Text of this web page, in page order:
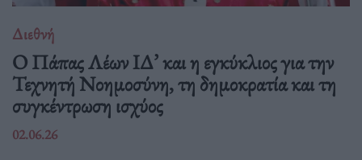
Διεθνή
Ο Πάπας Λέων ΙΔ’ και η εγκύκλιος για την
Τεχνητή Νοημοσύνη, τη δημοκρατία και τη
συγκέντρωση ισχύος
02.06.26